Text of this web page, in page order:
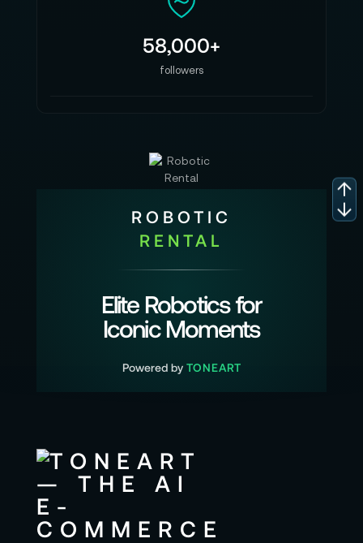
58,000+
followers
ROBOTIC
RENTAL
Elite Robotics for
Iconic Moments
Powered by TONEART